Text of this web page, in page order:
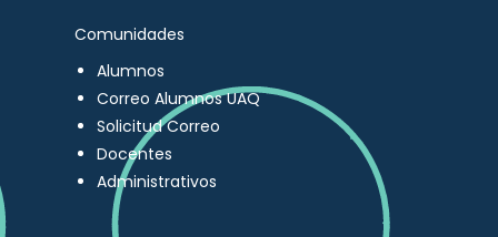
Comunidades
Alumnos
Correo Alumnos UAQ
Solicitud Correo
Docentes
Administrativos